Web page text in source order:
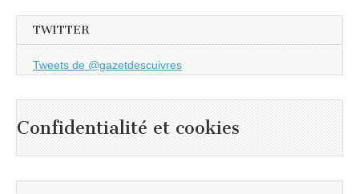
TWITTER
Tweets de @gazetdescuivres
Confidentialité et cookies